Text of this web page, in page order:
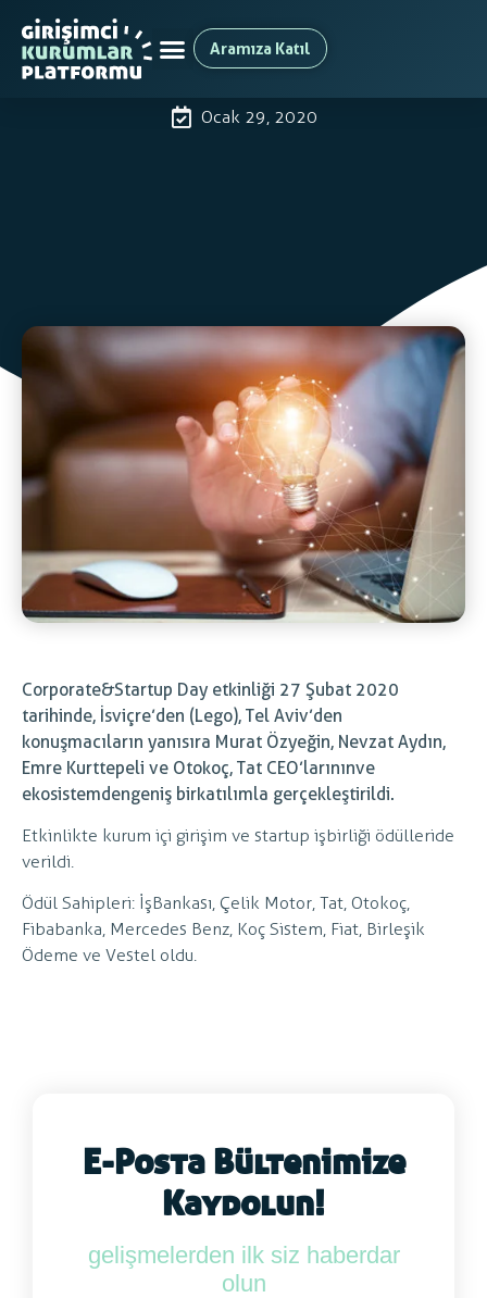
Aramıza Katıl
Corporate & Startup Day Awards
Ocak 29, 2020
Corporate&Startup Day etkinliği 27 Şubat 2020
tarihinde, İsviçre’den (Lego), Tel Aviv’den
konuşmacıların yanısıra Murat Özyeğin, Nevzat Aydın,
Emre Kurttepeli ve Otokoç, Tat CEO’larının ve
ekosistemden geniş bir katılımla gerçekleştirildi.
Etkinlikte kurum içi girişim ve startup işbirliği ödülleri de
verildi.
Ödül Sahipleri: İşBankası, Çelik Motor, Tat, Otokoç,
Fibabanka, Mercedes Benz, Koç Sistem, Fiat, Birleşik
Ödeme ve Vestel oldu.
E-Posta Bültenimize
Kaydolun!
gelişmelerden ilk siz haberdar
olun